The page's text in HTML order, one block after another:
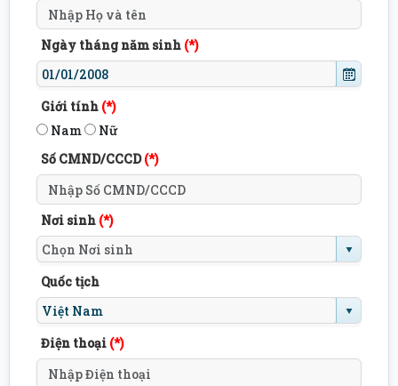
Ngày tháng năm sinh (*)
Giới tính (*)
Nam
Nữ
Số CMND/CCCD(*)
Nơi sinh (*)
Quốc tịch
Điện thoại (*)